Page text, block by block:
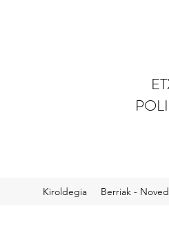
Kiroldegia Berriak -